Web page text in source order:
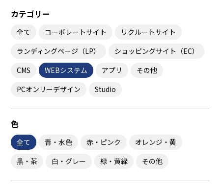
制作の費用感
会社案内
サーフボードヒストリー
江口明日香が行く
カテゴリー
全て コーポレートサイト
リクルートサイト
ランディングページ（LP）
ショッピングサイト（EC）
CMS
WEBシステム アプリ
その他
PCオンリーデザイン
Studio
色
全て 青・水色 赤・ピンク
オレンジ・黄
黒・茶
白・グレー 緑・黄緑 その他